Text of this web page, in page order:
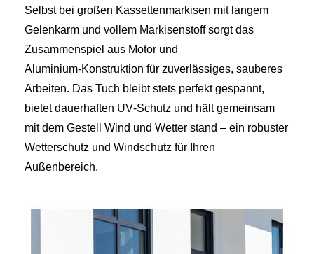
Selbst bei großen Kassettenmarkisen mit langem
Gelenkarm und vollem Markisenstoff sorgt das
Zusammenspiel aus Motor und
Aluminium‑Konstruktion für zuverlässiges, sauberes
Arbeiten. Das Tuch bleibt stets perfekt gespannt,
bietet dauerhaften UV‑Schutz und hält gemeinsam
mit dem Gestell Wind und Wetter stand – ein robuster
Wetterschutz und Windschutz für Ihren
Außenbereich.